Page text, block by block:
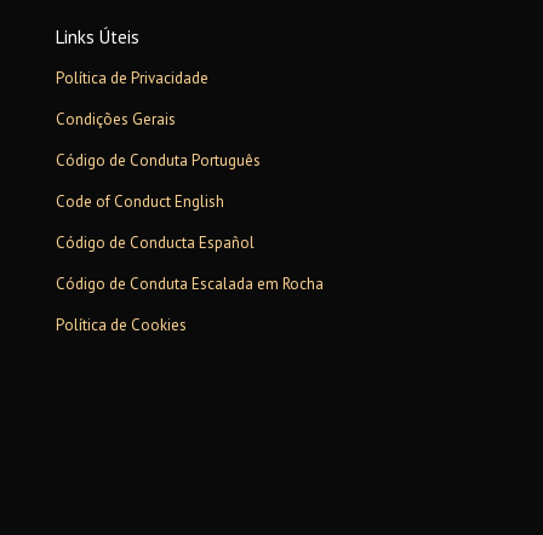
Links Úteis
Política de Privacidade
Condições Gerais
Código de Conduta Português
Code of Conduct English
Código de Conducta Español
Código de Conduta Escalada em Rocha
Política de Cookies